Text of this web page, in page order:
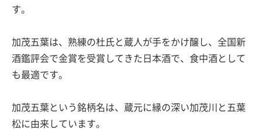
す。
加茂五葉は、熟練の杜氏と蔵人が手をかけ醸し、全国新
酒鑑評会で金賞を受賞してきた日本酒で、食中酒として
も最適です。
加茂五葉という銘柄名は、蔵元に縁の深い加茂川と五葉
松に由来しています。